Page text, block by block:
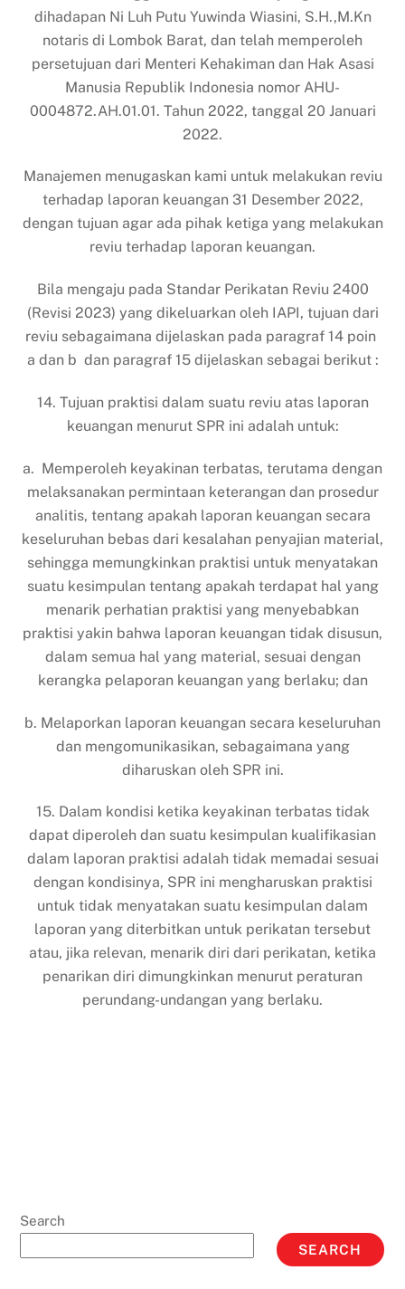
dihadapan Ni Luh Putu Yuwinda Wiasini, S.H.,M.Kn
notaris di Lombok Barat, dan telah memperoleh
persetujuan dari Menteri Kehakiman dan Hak Asasi
Manusia Republik Indonesia nomor AHU-
0004872.AH.01.01. Tahun 2022, tanggal 20 Januari
2022.
Manajemen menugaskan kami untuk melakukan reviu
terhadap laporan keuangan 31 Desember 2022,
dengan tujuan agar ada pihak ketiga yang melakukan
reviu terhadap laporan keuangan.
Bila mengaju pada Standar Perikatan Reviu 2400
(Revisi 2023) yang dikeluarkan oleh IAPI, tujuan dari
reviu sebagaimana dijelaskan pada paragraf 14 poin
a dan b dan paragraf 15 dijelaskan sebagai berikut :
14. Tujuan praktisi dalam suatu reviu atas laporan
keuangan menurut SPR ini adalah untuk:
a. Memperoleh keyakinan terbatas, terutama dengan
melaksanakan permintaan keterangan dan prosedur
analitis, tentang apakah laporan keuangan secara
keseluruhan bebas dari kesalahan penyajian material,
sehingga memungkinkan praktisi untuk menyatakan
suatu kesimpulan tentang apakah terdapat hal yang
menarik perhatian praktisi yang menyebabkan
praktisi yakin bahwa laporan keuangan tidak disusun,
dalam semua hal yang material, sesuai dengan
kerangka pelaporan keuangan yang berlaku; dan
b. Melaporkan laporan keuangan secara keseluruhan
dan mengomunikasikan, sebagaimana yang
diharuskan oleh SPR ini.
15. Dalam kondisi ketika keyakinan terbatas tidak
dapat diperoleh dan suatu kesimpulan kualifikasian
dalam laporan praktisi adalah tidak memadai sesuai
dengan kondisinya, SPR ini mengharuskan praktisi
untuk tidak menyatakan suatu kesimpulan dalam
laporan yang diterbitkan untuk perikatan tersebut
atau, jika relevan, menarik diri dari perikatan, ketika
penarikan diri dimungkinkan menurut peraturan
perundang-undangan yang berlaku.
Search
SEARCH